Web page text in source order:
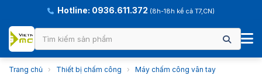
Hotline: 0936.611.372 (8h-18h kể cả T7,CN)
Trang chủ › Thiết bị chấm công › Máy chấm công vân tay